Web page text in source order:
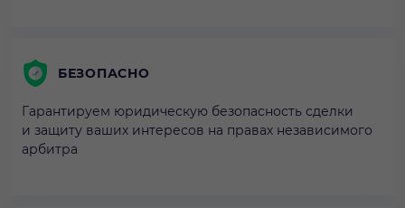
БЕЗОПАСНО
Гарантируем юридическую безопасность сделки
и защиту ваших интересов на правах независимого
арбитра